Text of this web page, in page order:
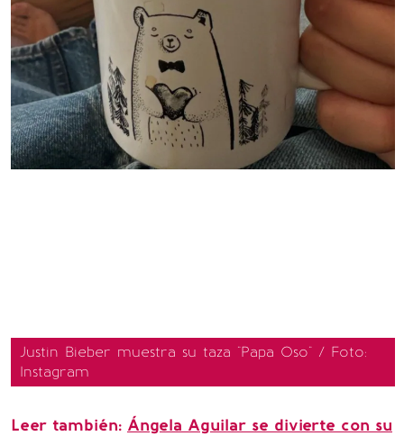
Justin Bieber muestra su taza "Papa Oso" / Foto:
Instagram
Leer también: Ángela Aguilar se divierte con su